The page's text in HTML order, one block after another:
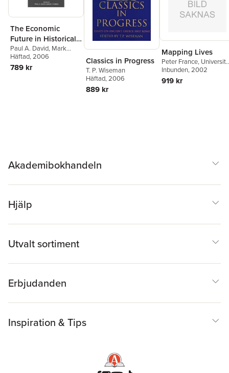
The Economic
Future in Historical
Perspective
Paul A. David, Mark
Thomas
Häftad, 2006
789 kr
Classics in Progress
T. P. Wiseman
Häftad, 2006
889 kr
Mapping Lives
Peter France, University
of Edinburgh; Fellow of
the British Academy)
France, Peter (Professor
Inbunden, 2002
919 kr
Akademibokhandeln
Hjälp
Utvalt sortiment
Erbjudanden
Inspiration & Tips